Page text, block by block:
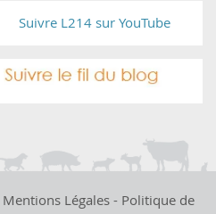
Suivre L214 sur YouTube
Mentions Légales - Politique de